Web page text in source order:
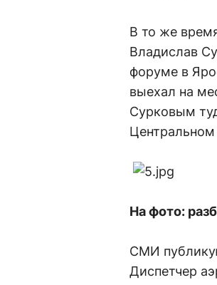
В то же
Владислав
форуме в
выехал на
Сурковым
На фото:
СМИ
Диспетчер